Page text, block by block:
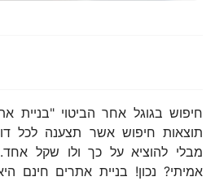
חיפוש בגוגל אחר הביטוי "בניית
תוצאות חיפוש אשר תצענה לכל
מבלי להוציא על כך ולו שקל
אמיתי? נכון! בניית אתרים חינם